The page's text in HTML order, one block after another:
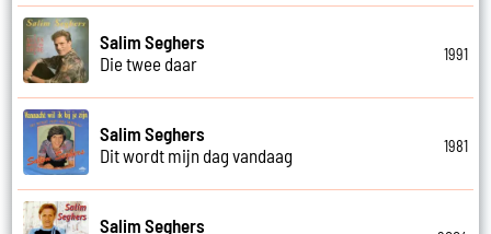
Salim Seghers
Die twee daar
1991
Salim Seghers
Dit wordt mijn dag vandaag
1981
Salim Seghers